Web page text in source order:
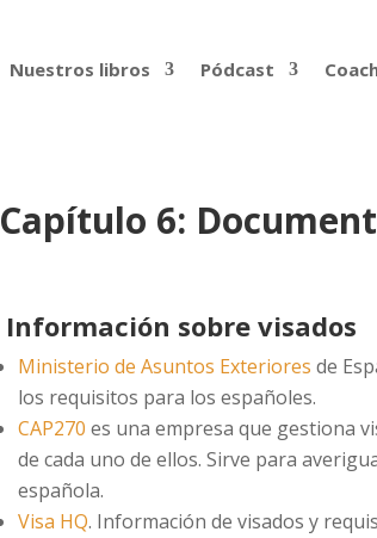
Nuestros libros Pódcast
Capítulo 6:
Información sobre visados
Ministerio de Asuntos Exteriores de
los requisitos para los españoles.
CAP270 es una empresa que gestiona
de cada uno de ellos. Sirve para
española.
Visa HQ. Información de visados y